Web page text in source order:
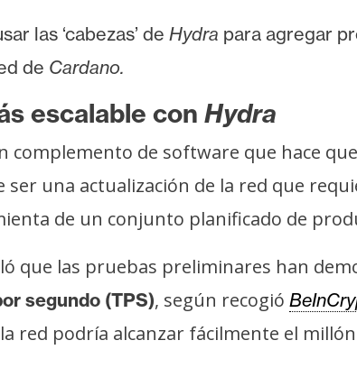
las ‘cabezas’ de Hydra para agregar
de Cardano.
escalable con Hydra
complemento de software que hace
ser una actualización de la red que
de un conjunto planificado de
que las pruebas preliminares han
segundo (TPS), según recogió
red podría alcanzar fácilmente el millón